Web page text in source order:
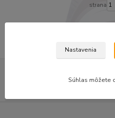
strana
Nastavenia
Súhlas môžete